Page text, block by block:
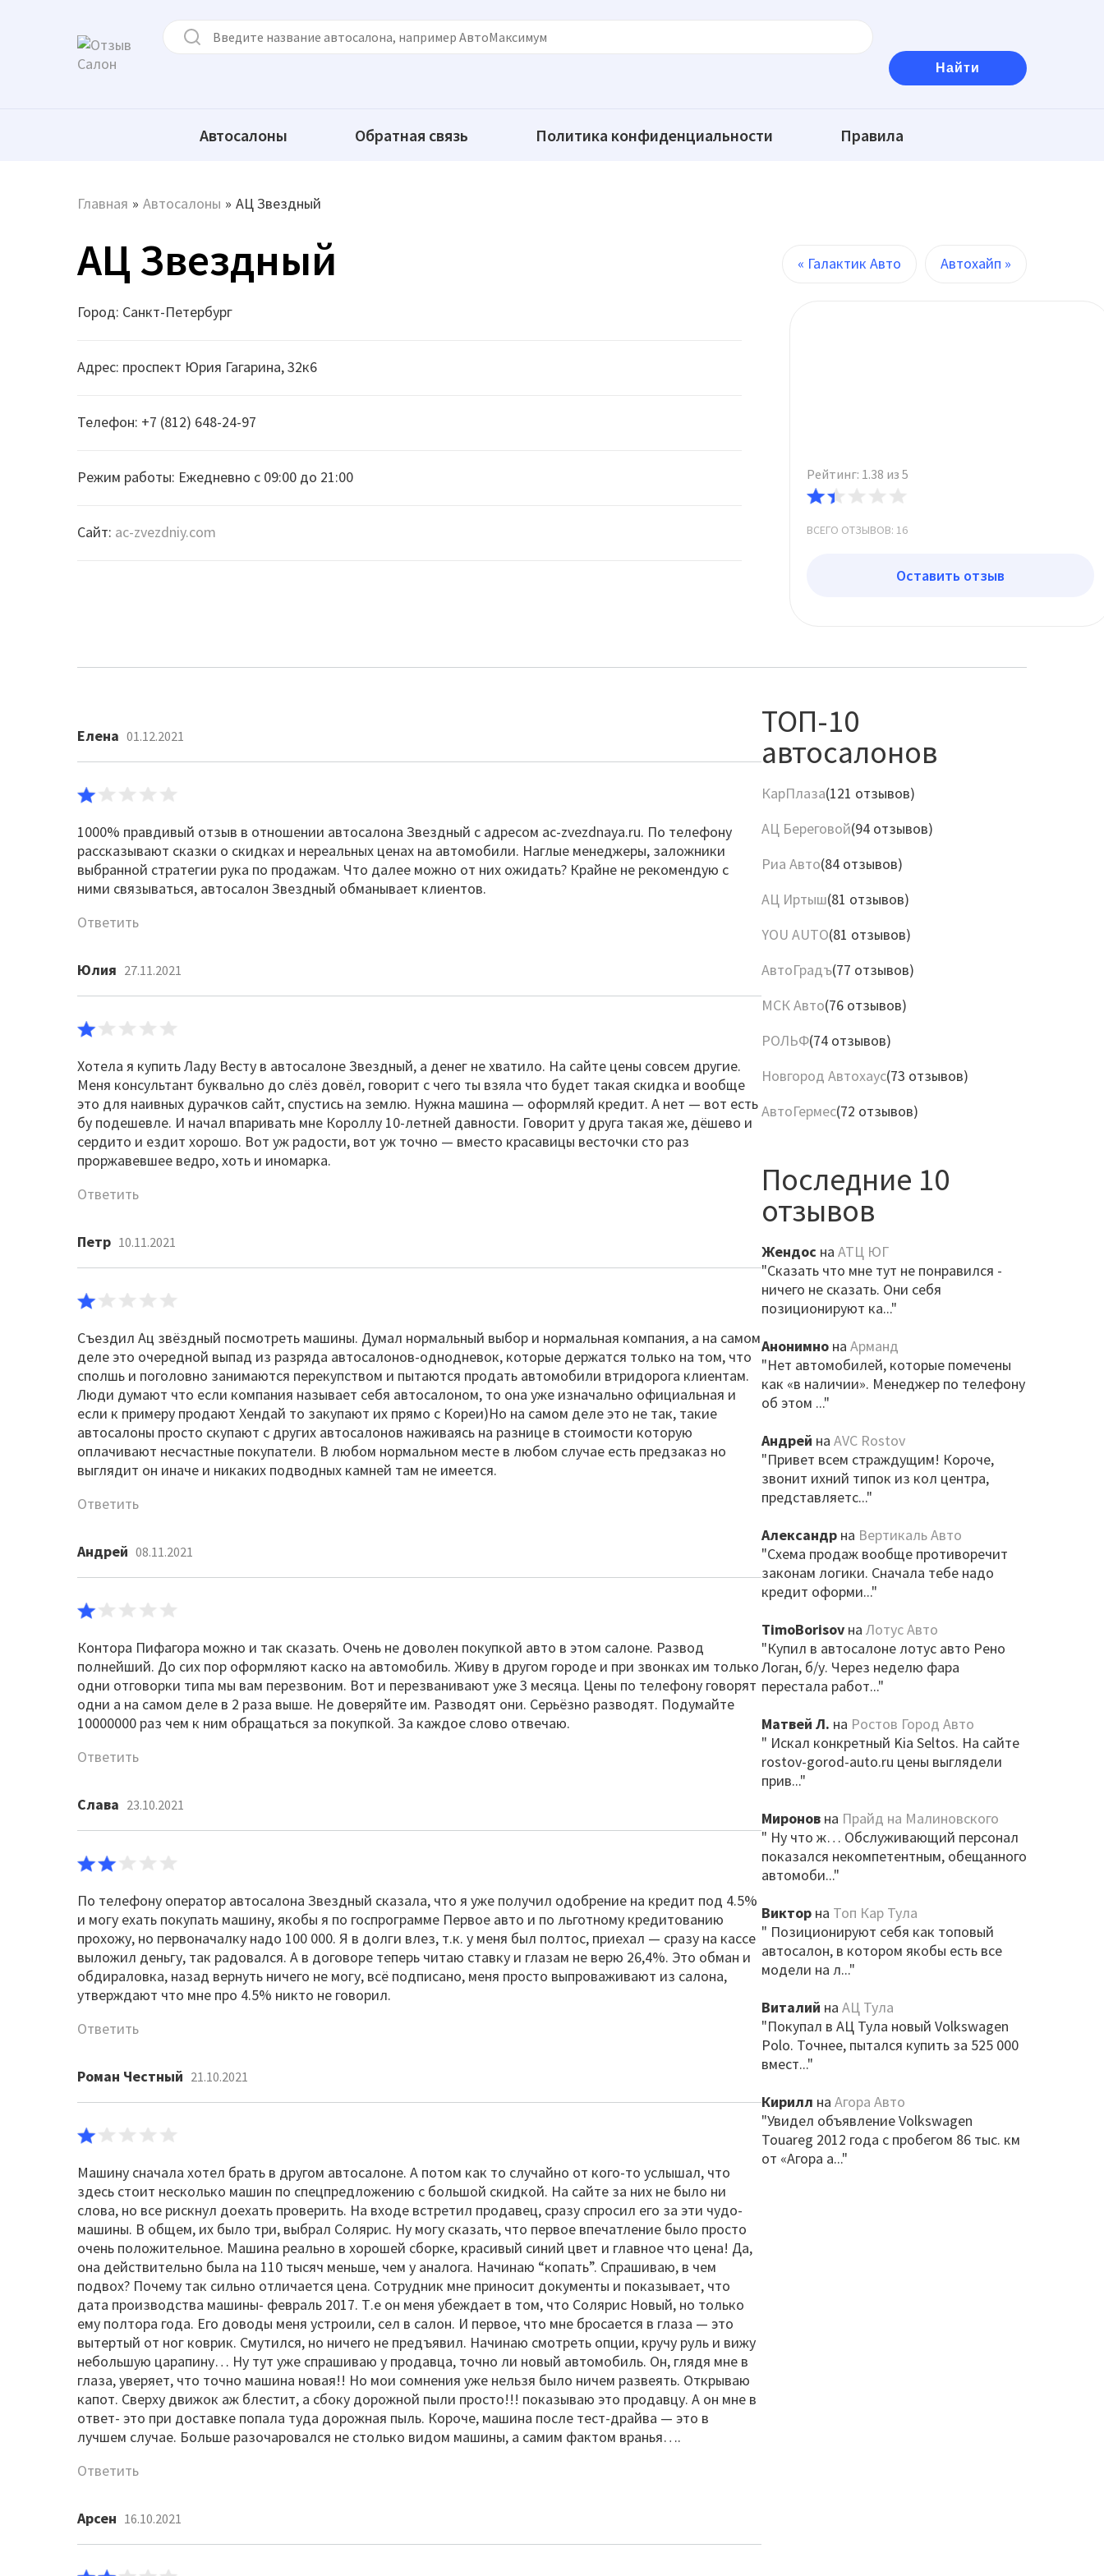
Автосалоны Обратная связь Политика конфиденциальности Правила
Главная » Автосалоны » АЦ Звездный
АЦ Звездный « Галактик Авто Автохайп »
Город: Санкт-Петербург
Адрес: проспект Юрия Гагарина, 32к6
Телефон: +7 (812) 648-24-97
Режим работы: Ежедневно с 09:00 до 21:00
Сайт: ac-zvezdniy.com
Рейтинг: 1.38 из 5
ВСЕГО ОТЗЫВОВ: 16
Оставить отзыв
Елена 01.12.2021
1000% правдивый отзыв в отношении автосалона Звездный с адресом ac-zvezdnaya.ru. По телефону
рассказывают сказки о скидках и нереальных ценах на автомобили. Наглые менеджеры, заложники
выбранной стратегии рука по продажам. Что далее можно от них ожидать? Крайне не рекомендую с
ними связываться, автосалон Звездный обманывает клиентов.
Ответить
Юлия 27.11.2021
Хотела я купить Ладу Весту в автосалоне Звездный, а денег не хватило. На сайте цены совсем другие.
Меня консультант буквально до слёз довёл, говорит с чего ты взяла что будет такая скидка и вообще
это для наивных дурачков сайт, спустись на землю. Нужна машина — оформляй кредит. А нет — вот есть
бу подешевле. И начал впаривать мне Короллу 10-летней давности. Говорит у друга такая же, дёшево и
сердито и ездит хорошо. Вот уж радости, вот уж точно — вместо красавицы весточки сто раз
проржавевшее ведро, хоть и иномарка.
Ответить
Петр 10.11.2021
Съездил Ац звёздный посмотреть машины. Думал нормальный выбор и нормальная компания, а на самом
деле это очередной выпад из разряда автосалонов-однодневок, которые держатся только на том, что
сполшь и поголовно занимаются перекупством и пытаются продать автомобили втридорога клиентам.
Люди думают что если компания называет себя автосалоном, то она уже изначально официальная и
если к примеру продают Хендай то закупают их прямо с Кореи)Но на самом деле это не так, такие
автосалоны просто скупают с других автосалонов наживаясь на разнице в стоимости которую
оплачивают несчастные покупатели. В любом нормальном месте в любом случае есть предзаказ но
выглядит он иначе и никаких подводных камней там не имеется.
Ответить
Андрей 08.11.2021
Контора Пифагора можно и так сказать. Очень не доволен покупкой авто в этом салоне. Развод
полнейший. До сих пор оформляют каско на автомобиль. Живу в другом городе и при звонках им только
одни отговорки типа мы вам перезвоним. Вот и перезванивают уже 3 месяца. Цены по телефону говорят
одни а на самом деле в 2 раза выше. Не доверяйте им. Разводят они. Серьёзно разводят. Подумайте
10000000 раз чем к ним обращаться за покупкой. За каждое слово отвечаю.
Ответить
Слава 23.10.2021
По телефону оператор автосалона Звездный сказала, что я уже получил одобрение на кредит под 4.5%
и могу ехать покупать машину, якобы я по госпрограмме Первое авто и по льготному кредитованию
прохожу, но первоначалку надо 100 000. Я в долги влез, т.к. у меня был полтос, приехал — сразу на кассе
выложил деньгу, так радовался. А в договоре теперь читаю ставку и глазам не верю 26,4%. Это обман и
обдираловка, назад вернуть ничего не могу, всё подписано, меня просто выпроваживают из салона,
утверждают что мне про 4.5% никто не говорил.
Ответить
Роман Честный 21.10.2021
Машину сначала хотел брать в другом автосалоне. А потом как то случайно от кого-то услышал, что
здесь стоит несколько машин по спецпредложению с большой скидкой. На сайте за них не было ни
слова, но все рискнул доехать проверить. На входе встретил продавец, сразу спросил его за эти чудо-
машины. В общем, их было три, выбрал Солярис. Ну могу сказать, что первое впечатление было просто
очень положительное. Машина реально в хорошей сборке, красивый синий цвет и главное что цена! Да,
она действительно была на 110 тысяч меньше, чем у аналога. Начинаю “копать”. Спрашиваю, в чем
подвох? Почему так сильно отличается цена. Сотрудник мне приносит документы и показывает, что
дата производства машины- февраль 2017. Т.е он меня убеждает в том, что Солярис Новый, но только
ему полтора года. Его доводы меня устроили, сел в салон. И первое, что мне бросается в глаза — это
вытертый от ног коврик. Смутился, но ничего не предъявил. Начинаю смотреть опции, кручу руль и вижу
небольшую царапину… Ну тут уже спрашиваю у продавца, точно ли новый автомобиль. Он, глядя мне в
глаза, уверяет, что точно машина новая!! Но мои сомнения уже нельзя было ничем развеять. Открываю
капот. Сверху движок аж блестит, а сбоку дорожной пыли просто!!! показываю это продавцу. А он мне в
ответ- это при доставке попала туда дорожная пыль. Короче, машина после тест-драйва — это в
лучшем случае. Больше разочаровался не столько видом машины, а самим фактом вранья….
Ответить
Арсен 16.10.2021
ТОП-10
автосалонов
КарПлаза(121 отзывов)
АЦ Береговой(94 отзывов)
Риа Авто(84 отзывов)
АЦ Иртыш(81 отзывов)
YOU AUTO(81 отзывов)
АвтоГрадъ(77 отзывов)
МСК Авто(76 отзывов)
РОЛЬФ(74 отзывов)
Новгород Автохаус(73 отзывов)
АвтоГермес(72 отзывов)
Последние 10
отзывов
Жендосна АТЦ ЮГ
"Сказать что мне тут не понравился -
ничего не сказать. Они себя
позиционируют ка..."
Анонимнона Арманд
"Нет автомобилей, которые помечены
как «в наличии». Менеджер по телефону
об этом ..."
Андрей на AVC Rostov
"Привет всем страждущим! Короче,
звонит ихний типок из кол центра,
представляетс..."
Александрна Вертикаль Авто
"Схема продаж вообще противоречит
законам логики. Сначала тебе надо
кредит оформи..."
TimoBorisovна Лотус Авто
"Купил в автосалоне лотус авто Рено
Логан, б/у. Через неделю фара
перестала работ..."
Матвей Л. на Ростов Город Авто
" Искал конкретный Kia Seltos. На сайте
rostov-gorod-auto.ru цены выглядели
прив..."
Мироновна Прайд на Малиновского
" Ну что ж… Обслуживающий персонал
показался некомпетентным, обещанного
автомоби..."
Викторна Топ Кар Тула
" Позиционируют себя как топовый
автосалон, в котором якобы есть все
модели на л..."
Виталий на АЦ Тула
"Покупал в АЦ Тула новый Volkswagen
Polo. Точнее, пытался купить за 525 000
вмест..."
Кирилл на Агора Авто
"Увидел объявление Volkswagen
Touareg 2012 года с пробегом 86 тыс. км
от «Агора а..."